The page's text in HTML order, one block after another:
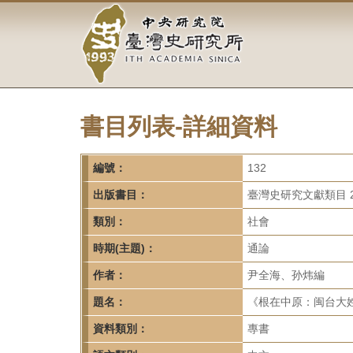
容
中
央
研
究
院-
臺
灣
史
研
究
所-
書目列表-詳細資料
編號： 132
出版書目： 臺灣史研究文獻類目
類別： 社會
時期(主題)： 通論
作者： 尹全海、孙炜編
題名： 《根在中原：闽台
資料類別： 專書